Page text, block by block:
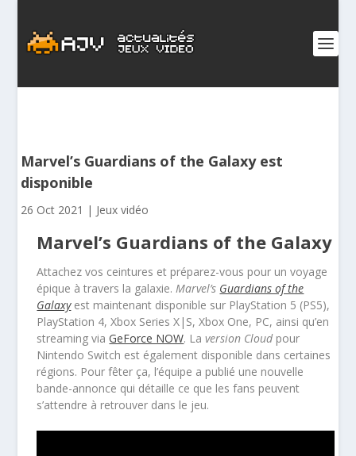
Marvel’s Guardians of the Galaxy est
disponible
26 Oct 2021 | Jeux vidéo
Marvel’s Guardians of the Galaxy
Attachez vos ceintures et préparez-vous pour un voyage
épique à travers la galaxie.Marvel’s Guardians of the
Galaxyest maintenant disponible sur PlayStation 5 (PS5),
PlayStation 4, Xbox Series X|S, Xbox One, PC, ainsi qu’en
streaming viaGeForce NOW. La version Cloudpour
Nintendo Switch est également disponible dans certaines
régions. Pour fêter ça, l’équipe a publié une nouvelle
bande-annonce qui détaille ce que les fans peuvent
s’attendre à retrouver dans le jeu.